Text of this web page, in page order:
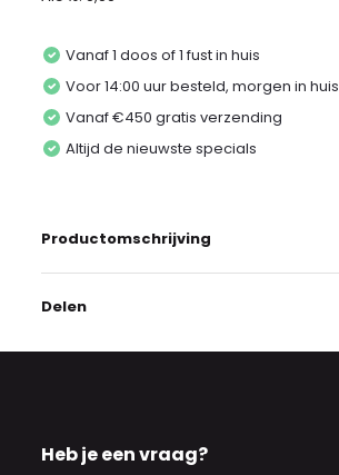
Vanaf 1 doos of 1 fust in huis
Voor 14:00 uur besteld, morgen in huis
Vanaf €450 gratis verzending
Altijd de nieuwste specials
Productomschrijving
Delen
Heb je een vraag?